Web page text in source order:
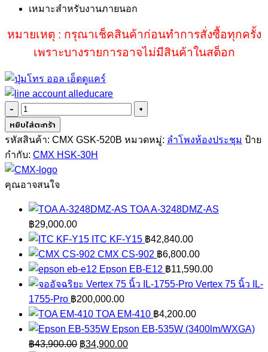
เหมาะสำหรับงานภายนอก
หมายเหตุ : กรุณาเช็คสินค้าก่อนทำการสั่งซื้อทุกครั้ง
เพราะบางรายการอาจไม่มีสินค้าในสต็อก
จำนวน
CMX
GSK-
520B
ชิ้น
หยิบใส่ตะกร้า
รหัสสินค้า: CMX GSK-520B หมวดหมู่: ลำโพงห้องประชุม ป้าย
กำกับ: CMX HSK-30H
คุณอาจสนใจ
TOA A-3248DMZ-AS
฿29,000.00
ITC KF-Y15 ฿42,840.00
CMX CS-902 ฿6,800.00
Epson EB-E12 ฿11,590.00
Vertex 75 นิ้ว IL-
1755-Pro ฿200,000.00
TOA EM-410 ฿4,200.00
Epson EB-535W (3400lm/WXGA)
฿43,900.00 Original
฿34,900.00Current